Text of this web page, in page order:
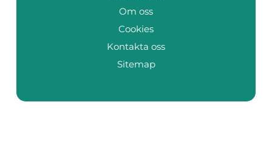
Om oss
Cookies
Kontakta oss
Sitemap